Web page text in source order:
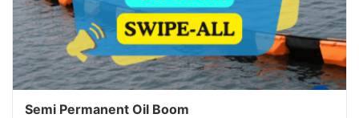
Semi Permanent Oil Boom